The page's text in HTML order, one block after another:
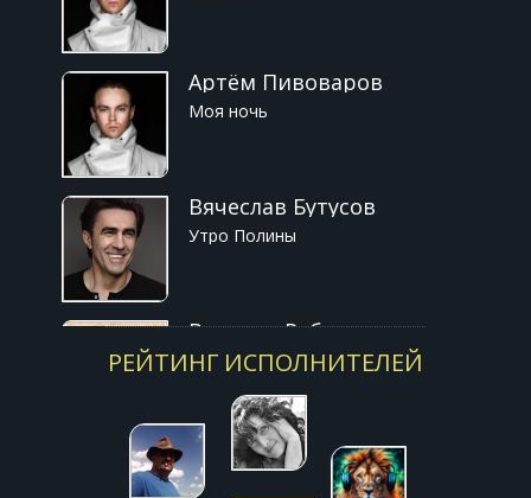
Артём Пивоваров
Моя ночь
Вячеслав Бутусов
Утро Полины
Веселые Ребята
Не волнуйтесь тётя
Ария
Дыханье тьмы
РЕЙТИНГ ИСПОЛНИТЕЛЕЙ